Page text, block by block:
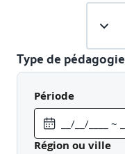
Type de pédagogie
Illustration par des cas
principaux cas
(Automobile,
santé énergie,
Période
Région ou ville